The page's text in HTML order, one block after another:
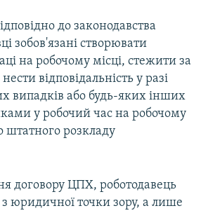
до законодавства
зобов'язані створювати
на робочому місці, стежити за
відповідальність у разі
випадків або будь-яких інших
у робочий час на робочому
штатного розкладу
договору ЦПХ, роботодавець
юридичної точки зору, а лише